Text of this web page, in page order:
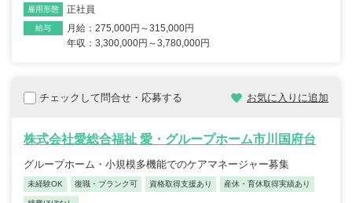
雇用形態 正社員
給与
月給：275,000円～315,000円
年収：3,300,000円～3,780,000円
チェックして問合せ・応募する お気に入りに追加
株式会社愛総合福祉 愛・グループホーム市川国府台
グループホーム・小規模多機能でのケアマネージャー募集
未経験OK 復職・ブランク可 資格取得支援あり 産休・育休取得実績あり